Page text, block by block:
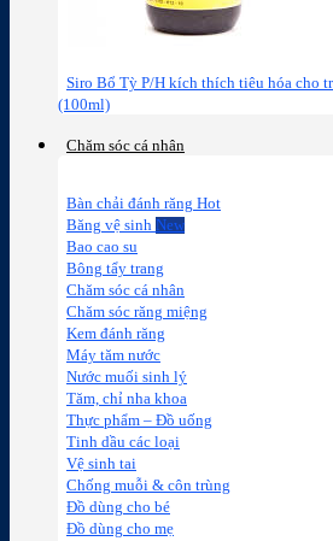
Siro Bổ Tỳ P/H kích thích tiêu hóa cho
(100ml)
Chăm sóc cá nhân
Bàn chải đánh răng
Băng vệ sinh
Bao cao su
Bông tẩy trang
Chăm sóc cá nhân
Chăm sóc răng miệng
Kem đánh răng
Máy tăm nước
Nước muối sinh lý
Tăm, chỉ nha khoa
Thực phẩm – Đồ uống
Tinh dầu các loại
Vệ sinh tai
Chống muỗi & côn trùng
Đồ dùng cho bé
Đồ dùng cho mẹ